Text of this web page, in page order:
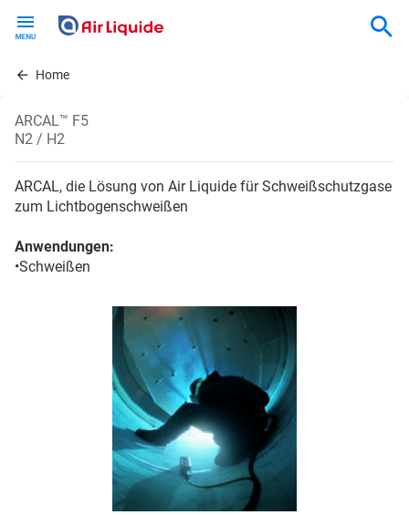
contentHome
ARCAL™ F5
N2 / H2
ARCAL, die Lösung von Air Liquide für Schweißschutzgase
zum Lichtbogenschweißen
Anwendungen:
•Schweißen